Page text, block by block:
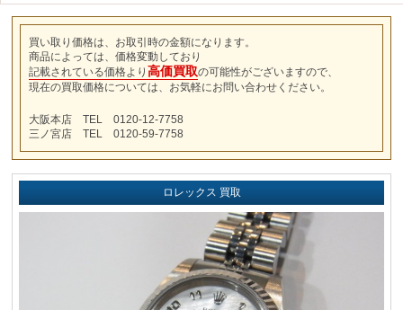
買い取り価格は、お取引時の金額になります。
商品によっては、価格変動しており
記載されている価格より 高価買取の可能性がございますので、
現在の買取価格については、お気軽にお問い合わせください。
大阪本店 TEL 0120-12-7758
三ノ宮店 TEL 0120-59-7758
ロレックス 買取